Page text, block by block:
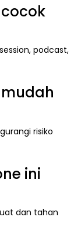
podcast,
risiko
ini
dan tahan